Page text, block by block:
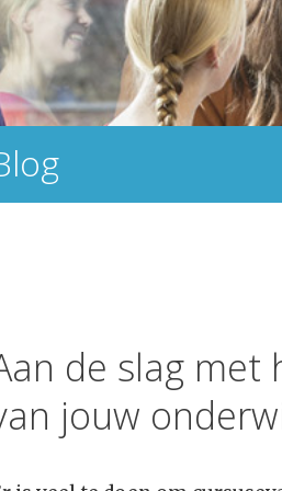
de slag met
jouw